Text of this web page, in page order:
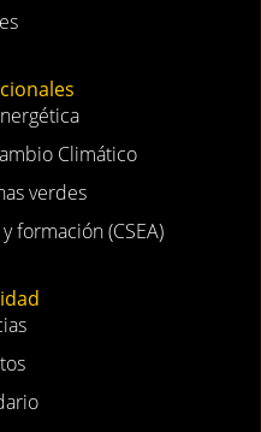
Climático
verdes
formación (CSEA)